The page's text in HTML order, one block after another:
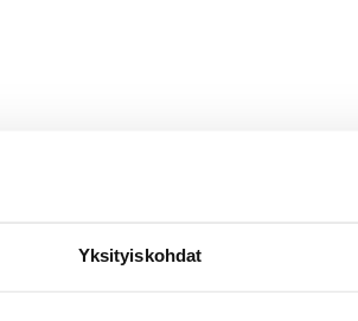
Yksityiskohdat